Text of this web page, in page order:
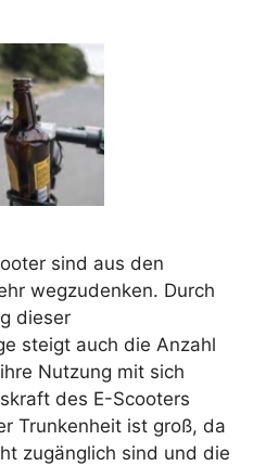
sind aus den
wegzudenken. Durch
dieser
steigt auch die Anzahl
Nutzung mit sich
des E-Scooters
Trunkenheit ist groß, da
zugänglich sind und die